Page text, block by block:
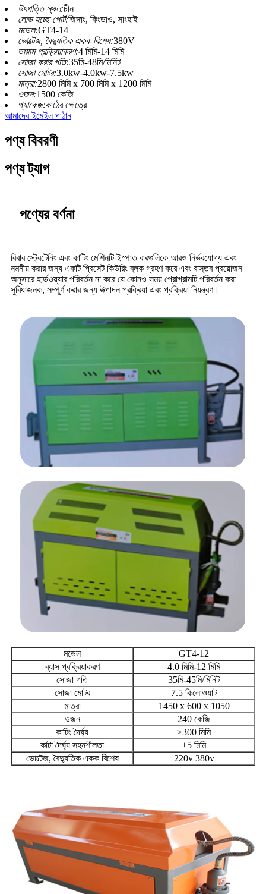
উৎপত্তি স্থল:চীন
লোড হচ্ছে পোর্ট:জিঙ্গাং, কিংডাও, সাংহাই
মডেল:GT4-14
ভোল্টেজ, বৈদ্যুতিক একক বিশেষ:380V
ডায়াম প্রক্রিয়াকরণ:4 মিমি-14 মিমি
সোজা করার গতি:35মি-48মি/মিনিট
সোজা মোটর:3.0kw-4.0kw-7.5kw
মাত্রা:2800 মিমি x 700 মিমি x 1200 মিমি
ওজন:1500 কেজি
প্যাকেজ:কাঠের ক্ষেত্রে
আমাদের ইমেইল পাঠান
পণ্য বিবরণী
পণ্য ট্যাগ
পণ্যের বর্ণনা
রিবার স্ট্রেটেনিং এবং কাটিং মেশিনটি ইস্পাত বারগুলিকে আরও নির্ভরযোগ্য এবং
নমনীয় করার জন্য একটি প্রিসেট কিউরিং ব্লক গ্রহণ করে এবং বাস্তব প্রয়োজন
অনুসারে হার্ডওয়্যার পরিবর্তন না করে যে কোনও সময় প্রোগ্রামটি পরিবর্তন করা
সুবিধাজনক, সম্পূর্ণ করার জন্য উত্পাদন প্রক্রিয়া এবং প্রক্রিয়া নিয়ন্ত্রণ।
মডেল
GT4-12
ব্যাস প্রক্রিয়াকরণ
4.0 মিমি-12 মিমি
সোজা গতি
35মি-45মি/মিনিট
সোজা মোটর
7.5 কিলোওয়াট
মাত্রা
1450 x 600 x 1050
ওজন
240 কেজি
কাটিং দৈর্ঘ্য
≥300 মিমি
কাটা দৈর্ঘ্য সহনশীলতা
±5 মিমি
ভোল্টেজ, বৈদ্যুতিক একক বিশেষ
220v 380v